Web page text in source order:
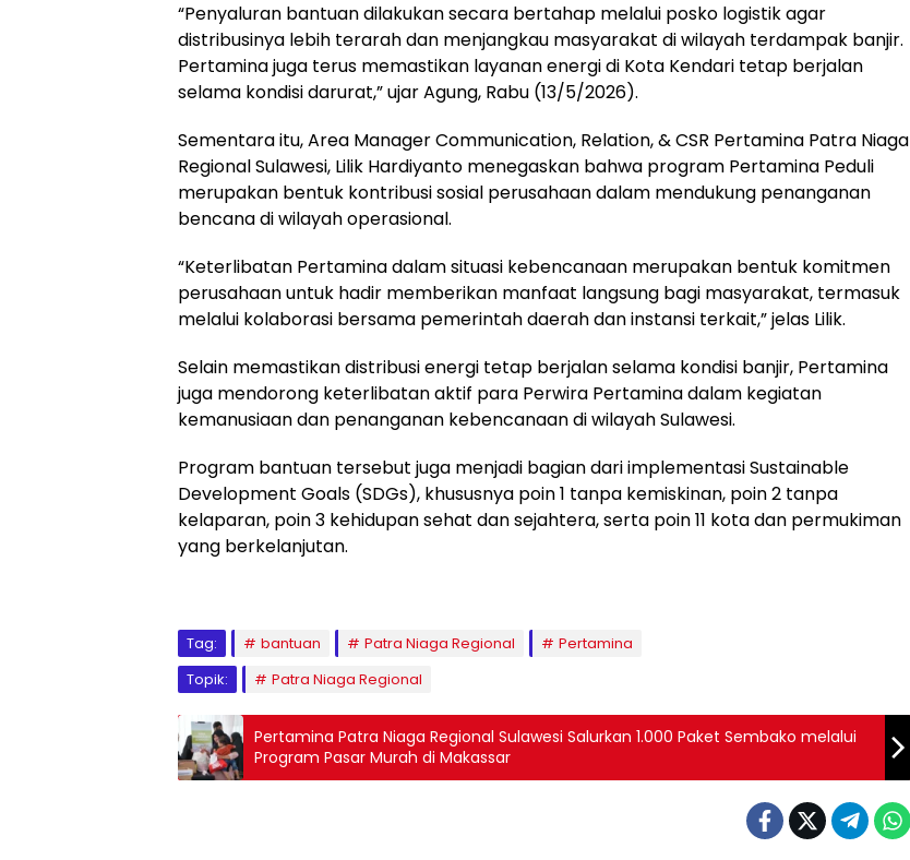
“Penyaluran bantuan dilakukan secara bertahap melalui posko logistik agar
distribusinya lebih terarah dan menjangkau masyarakat di wilayah terdampak banjir.
Pertamina juga terus memastikan layanan energi di Kota Kendari tetap berjalan
selama kondisi darurat,” ujar Agung, Rabu (13/5/2026).
Sementara itu, Area Manager Communication, Relation, & CSR Pertamina Patra Niaga
Regional Sulawesi, Lilik Hardiyanto menegaskan bahwa program Pertamina Peduli
merupakan bentuk kontribusi sosial perusahaan dalam mendukung penanganan
bencana di wilayah operasional.
“Keterlibatan Pertamina dalam situasi kebencanaan merupakan bentuk komitmen
perusahaan untuk hadir memberikan manfaat langsung bagi masyarakat, termasuk
melalui kolaborasi bersama pemerintah daerah dan instansi terkait,” jelas Lilik.
Selain memastikan distribusi energi tetap berjalan selama kondisi banjir, Pertamina
juga mendorong keterlibatan aktif para Perwira Pertamina dalam kegiatan
kemanusiaan dan penanganan kebencanaan di wilayah Sulawesi.
Program bantuan tersebut juga menjadi bagian dari implementasi Sustainable
Development Goals (SDGs), khususnya poin 1 tanpa kemiskinan, poin 2 tanpa
kelaparan, poin 3 kehidupan sehat dan sejahtera, serta poin 11 kota dan permukiman
yang berkelanjutan.
Tag: bantuan Patra Niaga Regional
Pertamina
Topik:
Patra Niaga Regional
Pertamina Patra Niaga Regional Sulawesi Salurkan 1.000 Paket Sembako melalui
Program Pasar Murah di Makassar